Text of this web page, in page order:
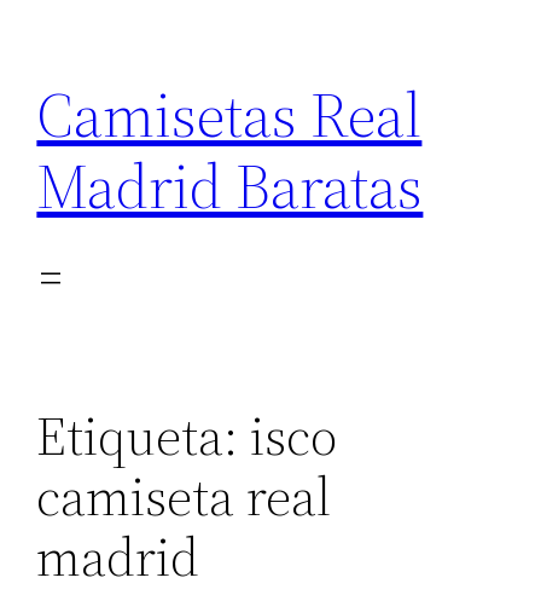
contenido
Camisetas Real
Madrid Baratas
Etiqueta: isco
camiseta real
madrid